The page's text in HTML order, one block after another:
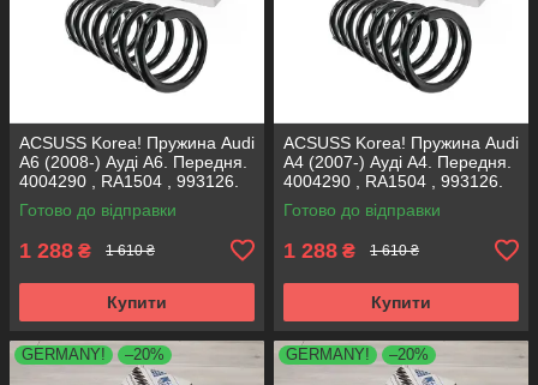
ACSUSS Korea! Пружина Audi
A6 (2008-) Ауді А6. Передня.
4004290 , RA1504 , 993126.
Аксусс Корея
Готово до відправки
1 288 ₴ 1 610 ₴
Купити
ACSUSS Korea! Пружина Audi
A4 (2007-) Ауді А4. Передня.
4004290 , RA1504 , 993126.
Аксусс Корея
Готово до відправки
1 288 ₴ 1 610 ₴
Купити
GERMANY! –20% GERMANY! –20%